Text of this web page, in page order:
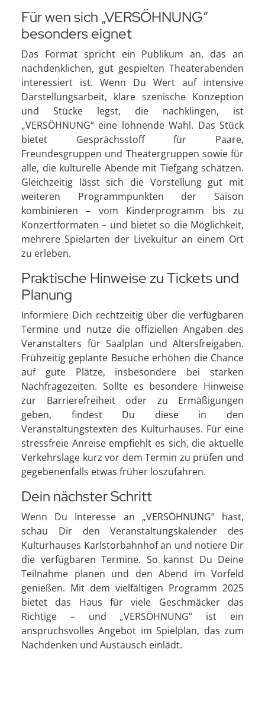
Für wen sich „VERSÖHNUNG“
besonders eignet
Das Format spricht ein Publikum an, das an
nachdenklichen, gut gespielten Theaterabenden
interessiert ist. Wenn Du Wert auf intensive
Darstellungsarbeit, klare szenische Konzeption
und Stücke legst, die nachklingen, ist
„VERSÖHNUNG“ eine lohnende Wahl. Das Stück
bietet Gesprächsstoff für Paare,
Freundesgruppen und Theatergruppen sowie für
alle, die kulturelle Abende mit Tiefgang schätzen.
Gleichzeitig lässt sich die Vorstellung gut mit
weiteren Programmpunkten der Saison
kombinieren – vom Kinderprogramm bis zu
Konzertformaten – und bietet so die Möglichkeit,
mehrere Spielarten der Live­kultur an einem Ort
zu erleben.
Praktische Hinweise zu Tickets und
Planung
Informiere Dich rechtzeitig über die verfügbaren
Termine und nutze die offiziellen Angaben des
Veranstalters für Saalplan und Altersfreigaben.
Frühzeitig geplante Besuche erhöhen die Chance
auf gute Plätze, insbesondere bei starken
Nachfragezeiten. Sollte es besondere Hinweise
zur Barrierefreiheit oder zu Ermäßigungen
geben, findest Du diese in den
Veranstaltungstexten des Kulturhauses. Für eine
stressfreie Anreise empfiehlt es sich, die aktuelle
Verkehrslage kurz vor dem Termin zu prüfen und
gegebenenfalls etwas früher loszufahren.
Dein nächster Schritt
Wenn Du Interesse an „VERSÖHNUNG“ hast,
schau Dir den Veranstaltungskalender des
Kulturhauses Karlstorbahnhof an und notiere Dir
die verfügbaren Termine. So kannst Du Deine
Teilnahme planen und den Abend im Vorfeld
genießen. Mit dem vielfältigen Programm 2025
bietet das Haus für viele Geschmäcker das
Richtige – und „VERSÖHNUNG“ ist ein
anspruchsvolles Angebot im Spielplan, das zum
Nachdenken und Austausch einlädt.